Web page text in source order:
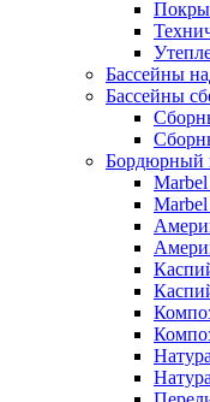
Бассейны
Бассейны
Бордюрный